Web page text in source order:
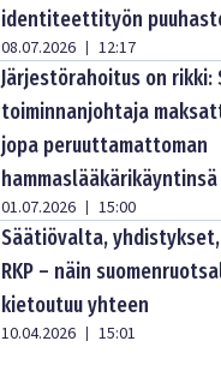
identiteettityön
08.07.2026 | 12:17
Järjestörahoitus on rikki:
toiminnanjohtaja
jopa peruuttamattoman
hammaslääkärikäyntinsä
01.07.2026 | 15:00
Säätiövalta,
RKP – näin
kietoutuu yhteen
10.04.2026 | 15:01